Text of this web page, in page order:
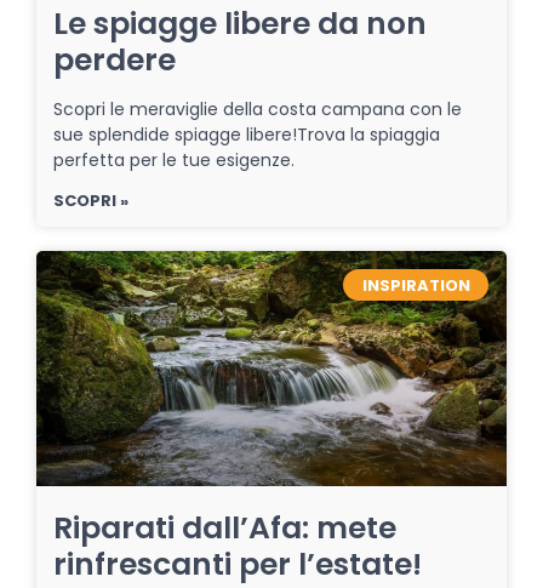
Le spiagge libere da non
perdere
Scopri le meraviglie della costa campana con le
sue splendide spiagge libere!Trova la spiaggia
perfetta per le tue esigenze.
SCOPRI »
INSPIRATION
Riparati dall’Afa: mete
rinfrescanti per l’estate!